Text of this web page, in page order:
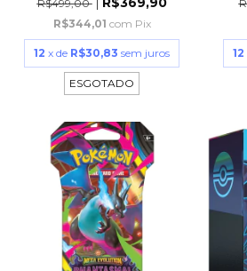
R$499,00
R$344,01 com Pix
12 x de R$30,83 sem juros
ESGOTADO
12